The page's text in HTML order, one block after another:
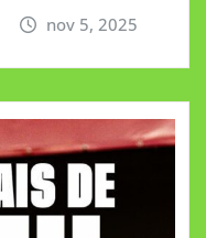
nov 5, 2025